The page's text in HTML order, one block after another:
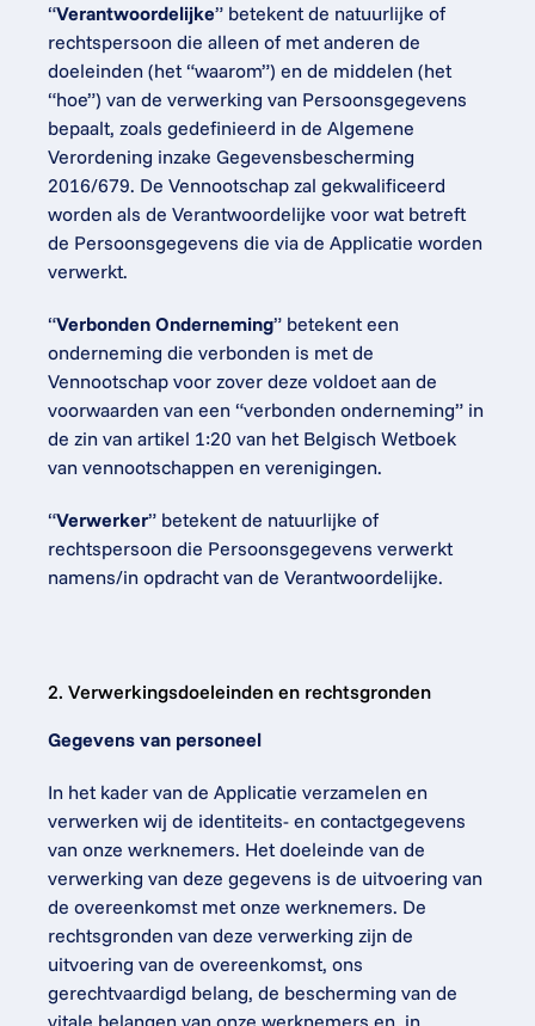
“Verantwoordelijke” betekent de natuurlijke of
rechtspersoon die alleen of met anderen de
doeleinden (het “waarom”) en de middelen (het
“hoe”) van de verwerking van Persoonsgegevens
bepaalt, zoals gedefinieerd in de Algemene
Verordening inzake Gegevensbescherming
2016/679. De Vennootschap zal gekwalificeerd
worden als de Verantwoordelijke voor wat betreft
de Persoonsgegevens die via de Applicatie worden
verwerkt.
“Verbonden Onderneming” betekent een
onderneming die verbonden is met de
Vennootschap voor zover deze voldoet aan de
voorwaarden van een “verbonden onderneming” in
de zin van artikel 1:20 van het Belgisch Wetboek
van vennootschappen en verenigingen.
“Verwerker” betekent de natuurlijke of
rechtspersoon die Persoonsgegevens verwerkt
namens/in opdracht van de Verantwoordelijke.
2. Verwerkingsdoeleinden en rechtsgronden
Gegevens van personeel
In het kader van de Applicatie verzamelen en
verwerken wij de identiteits- en contactgegevens
van onze werknemers. Het doeleinde van de
verwerking van deze gegevens is de uitvoering van
de overeenkomst met onze werknemers. De
rechtsgronden van deze verwerking zijn de
uitvoering van de overeenkomst, ons
gerechtvaardigd belang, de bescherming van de
vitale belangen van onze werknemers en, in